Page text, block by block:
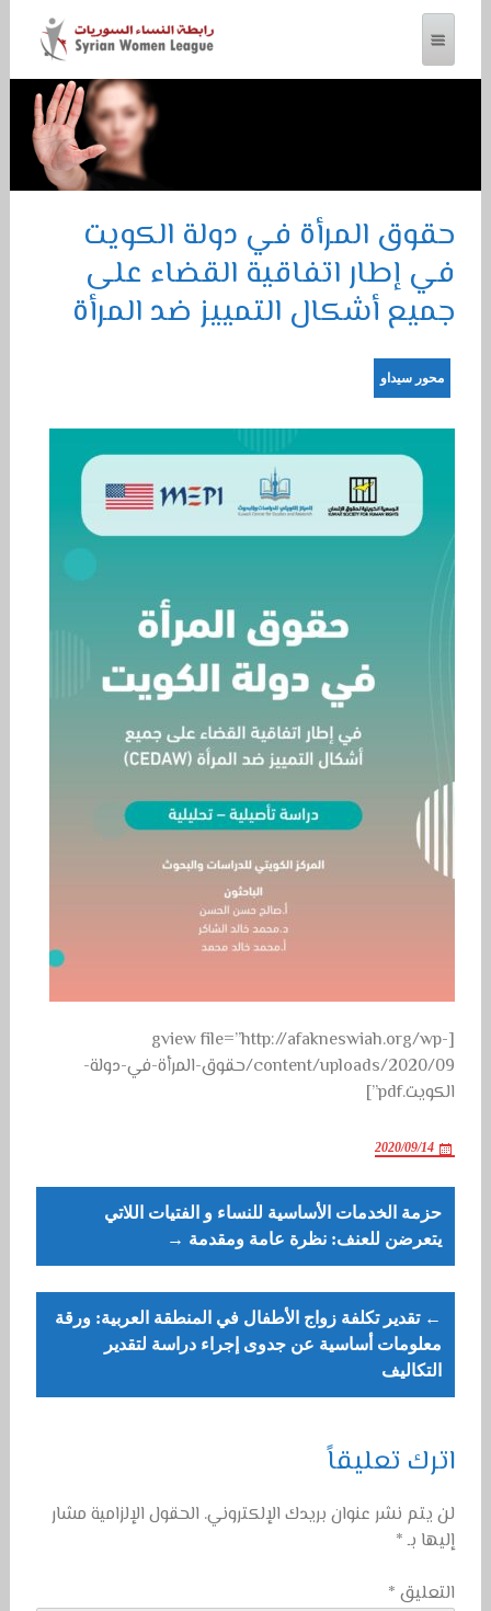
حقوق المرأة في دولة الكويت
في إطار اتفاقية القضاء على
جميع أشكال التمييز ضد المرأة
محور سيداو
[gview file=”http://afakneswiah.org/wp-
content/uploads/2020/09/حقوق-المرأة-في-دولة-
الكويت.pdf”]
2020/09/14
Post
navigation
حزمة الخدمات الأساسية للنساء و الفتيات اللاتي
يتعرضن للعنف: نظرة عامة ومقدمة →
← تقدير تكلفة زواج الأطفال في المنطقة العربية: ورقة
معلومات أساسية عن جدوى إجراء دراسة لتقدير
التكاليف
اترك تعليقاً
لن يتم نشر عنوان بريدك الإلكتروني. الحقول الإلزامية مشار
إليها بـ*
التعليق *